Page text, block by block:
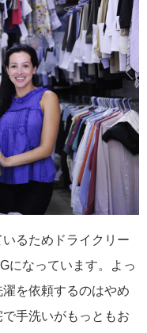
るためドライクリー
になっています。よっ
を依頼するのはやめ
手洗いがもっともお